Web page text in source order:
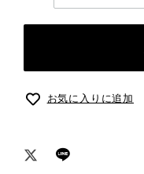
お気に入りに追加